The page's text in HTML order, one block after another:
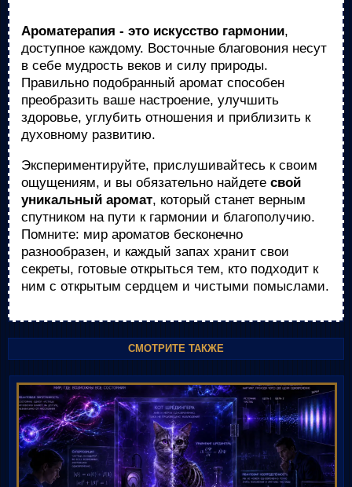
Ароматерапия - это искусство гармонии,
доступное каждому. Восточные благовония несут
в себе мудрость веков и силу природы.
Правильно подобранный аромат способен
преобразить ваше настроение, улучшить
здоровье, углубить отношения и приблизить к
духовному развитию.
Экспериментируйте, прислушивайтесь к своим
ощущениям, и вы обязательно найдете свой
уникальный аромат, который станет верным
спутником на пути к гармонии и благополучию.
Помните: мир ароматов бесконечно
разнообразен, и каждый запах хранит свои
секреты, готовые открыться тем, кто подходит к
ним с открытым сердцем и чистыми помыслами.
СМОТРИТЕ ТАКЖЕ